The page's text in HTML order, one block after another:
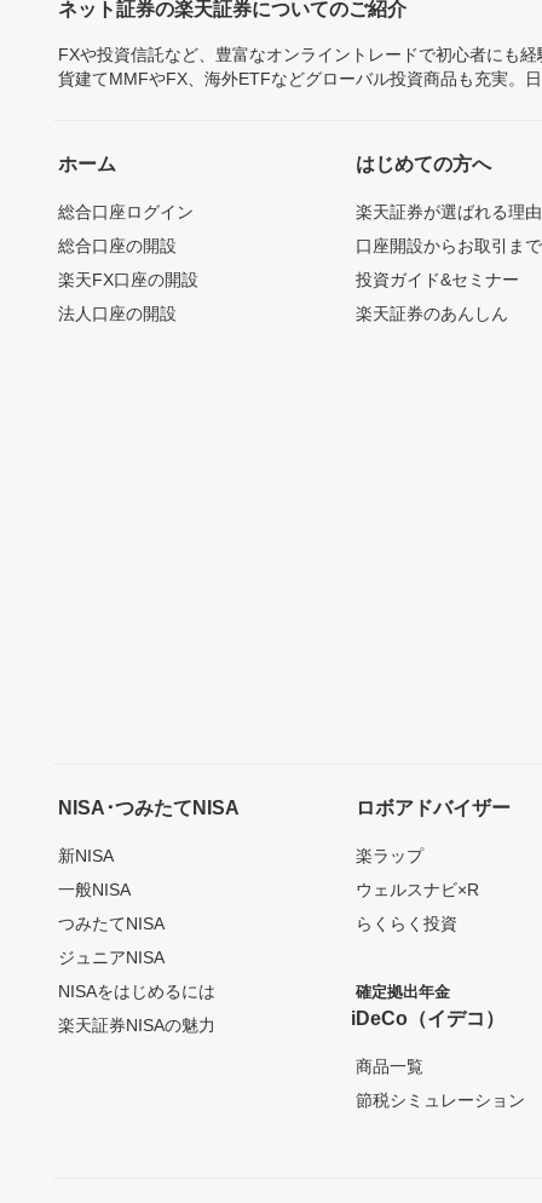
ネット証券の楽天証券についてのご紹介
FXや投資信託など、豊富なオンライントレードで初心者にも
貨建てMMFやFX、海外ETFなどグローバル投資商品も充実。
ホーム
総合口座ログイン
総合口座の開設
楽天FX口座の開設
法人口座の開設
はじめての方へ
楽天証券が選ばれる理由
口座開設からお取引ま
投資ガイド&セミナー
楽天証券のあんしん
NISA･つみたてNISA
新NISA
一般NISA
つみたてNISA
ジュニアNISA
NISAをはじめるには
楽天証券NISAの魅力
ロボアドバイザー
楽ラップ
ウェルスナビ×R
らくらく投資
確定拠出年金
iDeCo（イデコ）
商品一覧
節税シミュレーション